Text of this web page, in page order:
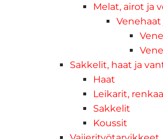
Melat, airot ja
Sakkelit, haat ja
Haat
Leikarit,
Sakkelit
Koussit